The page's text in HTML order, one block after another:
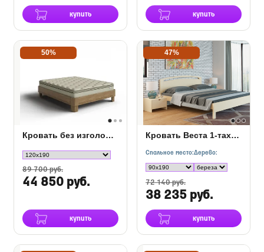
купить купить
50%
Кровать без изголовья Hemwood Base
89 700 руб.
44 850 руб.
купить
47%
Кровать Веста 1-тахта-R Береза
Спальное место:Дерево:
72 140 руб.
38 235 руб.
купить